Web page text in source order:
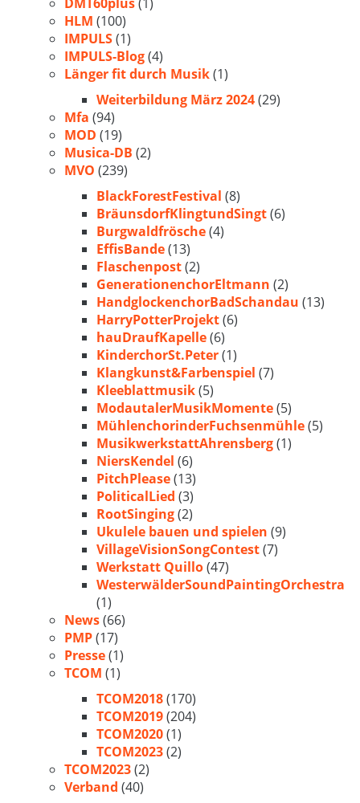
HLM (100)
IMPULS(1)
IMPULS-Blog(4)
Länger fit durch Musik(1)
Weiterbildung März 2024(29)
Mfa (94)
MOD (19)
Musica-DB (2)
MVO (239)
BlackForestFestival (8)
BräunsdorfKlingtundSingt(6)
Burgwaldfrösche(4)
EffisBande(13)
Flaschenpost(2)
GenerationenchorEltmann (2)
HandglockenchorBadSchandau (13)
HarryPotterProjekt(6)
hauDraufKapelle(6)
KinderchorSt.Peter(1)
Klangkunst&Farbenspiel (7)
Kleeblattmusik(5)
ModautalerMusikMomente(5)
MühlenchorinderFuchsenmühle(5)
MusikwerkstattAhrensberg(1)
NiersKendel (6)
PitchPlease(13)
PoliticalLied (3)
RootSinging(2)
Ukulele bauen und spielen (9)
VillageVisionSongContest(7)
Werkstatt Quillo(47)
WesterwälderSoundPaintingOrchestra
(1)
News(66)
PMP(17)
Presse(1)
TCOM (1)
TCOM2018(170)
TCOM2019(204)
TCOM2020(1)
TCOM2023(2)
TCOM2023(2)
Verband (40)